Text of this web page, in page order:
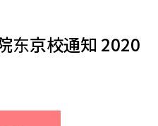
东京校通知 2020